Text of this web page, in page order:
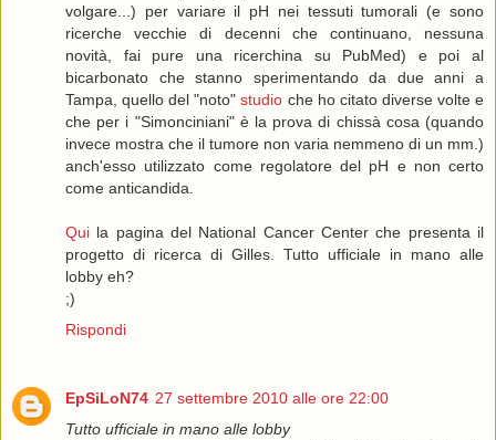
volgare...) per variare il pH nei tessuti tumorali (e sono
ricerche vecchie di decenni che continuano, nessuna
novità, fai pure una ricerchina su PubMed) e poi al
bicarbonato che stanno sperimentando da due anni a
Tampa, quello del "noto"studio che ho citato diverse volte e
che per i "Simonciniani" è la prova di chissà cosa (quando
invece mostra che il tumore non varia nemmeno di un mm.)
anch'esso utilizzato come regolatore del pH e non certo
come anticandida.
Qui la pagina del National Cancer Center che presenta il
progetto di ricerca di Gilles. Tutto ufficiale in mano alle
lobby eh?
;)
Rispondi
EpSiLoN74 27 settembre 2010 alle ore 22:00
Tutto ufficiale in mano alle lobby